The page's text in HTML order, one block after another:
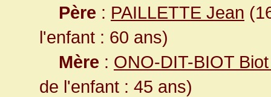
Père : PAILLETTE Jean
l'enfant : 60 ans)
Mère : ONO-DIT-BIOT
de l'enfant : 45 ans)